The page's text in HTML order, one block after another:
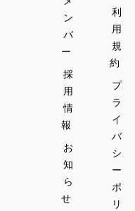
ン
バ
ー
採
用
情
報
お
知
ら
せ
利
用
規
約
プ
ラ
イ
バ
シ
ー
ポ
リ